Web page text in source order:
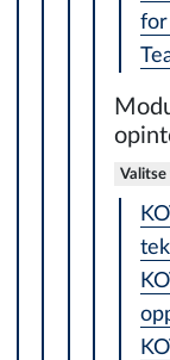
for
Valitse